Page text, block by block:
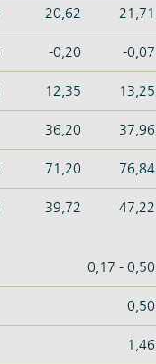
20,62 21,71
-0,20 -0,07
12,35 13,25
36,20 37,96
71,20 76,84
39,72 47,22
0,17 - 0,50
0,50
1,46